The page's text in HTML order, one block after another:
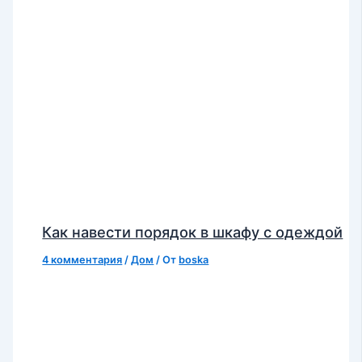
Как навести порядок в шкафу с одеждой
4 комментария /Дом / От boska